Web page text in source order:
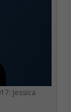
Jessica